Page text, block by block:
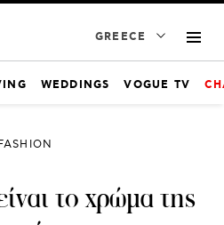
GREECE
WEDDINGS VOGUE TV
το χρώμα της